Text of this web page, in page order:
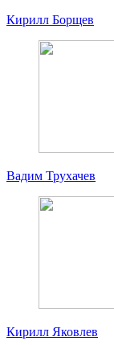
Кирилл Борщев
Вадим Трухачев
Кирилл Яковлев